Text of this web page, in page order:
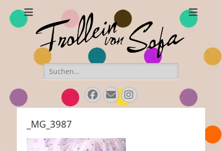
Frollein von Sofa
Handgefertigte Hüte und Accessoires
Suchen
nach:
Facebook
EmailInstagram
_MG_3987